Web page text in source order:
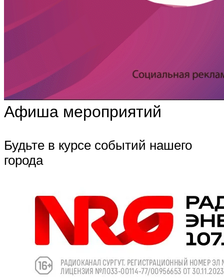
Афиша мероприятий
Будьте в курсе событий нашего
города